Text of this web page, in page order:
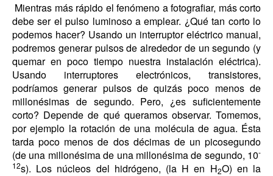
Mientras más rápido el fenómeno a fotografiar, más corto
debe ser el pulso luminoso a emplear. ¿Qué tan corto lo
podemos hacer? Usando un interruptor eléctrico manual,
podremos generar pulsos de alrededor de un segundo (y
quemar en poco tiempo nuestra instalación eléctrica).
Usando interruptores electrónicos, transistores,
podríamos generar pulsos de quizás poco menos de
millonésimas de segundo. Pero, ¿es suficientemente
corto? Depende de qué queramos observar. Tomemos,
por ejemplo la rotación de una molécula de agua. Ésta
tarda poco menos de dos décimas de un picosegundo
(de una millonésima de una millonésima de segundo, 10-
12s). Los núcleos del hidrógeno, (la H en H2O) en la